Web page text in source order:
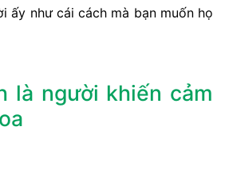
ấy như cái cách mà bạn muốn họ
là người khiến cảm